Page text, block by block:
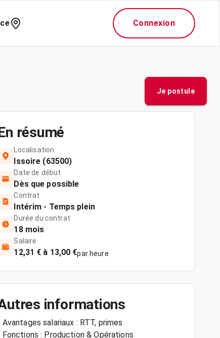
Connexion
Je postule
résumé
Localisation
Issoire (63500)
Date de début
Dès que possible
Contrat
Intérim - Temps plein
Durée du contrat
18 mois
Salaire
12,31 € à 13,00 €par heure
informations
Avantages salariaux : RTT, primes
Fonctions : Production & Opérations